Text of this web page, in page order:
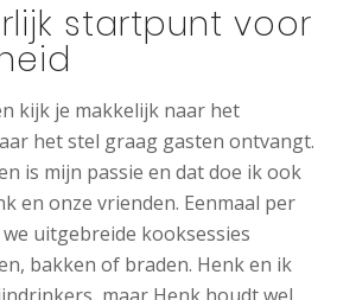
startpunt voor
kijk je makkelijk naar het
het stel graag gasten ontvangt.
is mijn passie en dat doe ik ook
en onze vrienden. Eenmaal per
uitgebreide kooksessies
bakken of braden. Henk en ik